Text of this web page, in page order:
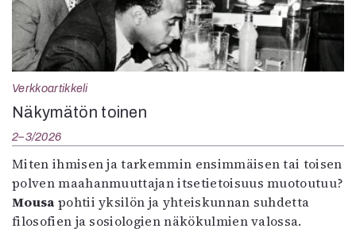
Verkkoartikkeli
Näkymätön toinen
2–3/2026
Miten ihmisen ja tarkemmin ensimmäisen tai toisen
polven maahanmuuttajan itsetietoisuus muotoutuu?
Mousa pohtii yksilön ja yhteiskunnan suhdetta
filosofien ja sosiologien näkökulmien valossa.